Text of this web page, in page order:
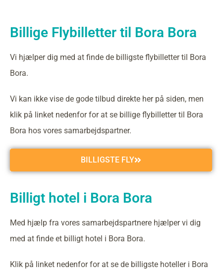
Billige Flybilletter til Bora Bora
Vi hjælper dig med at finde de billigste flybilletter til Bora
Bora.
Vi kan ikke vise de gode tilbud direkte her på siden, men
klik på linket nedenfor for at se billige flybilletter til Bora
Bora hos vores samarbejdspartner.
BILLIGSTE FLY
Billigt hotel i Bora Bora
Med hjælp fra vores samarbejdspartnere hjælper vi dig
med at finde et billigt hotel i Bora Bora.
Klik på linket nedenfor for at se de billigste hoteller i Bora